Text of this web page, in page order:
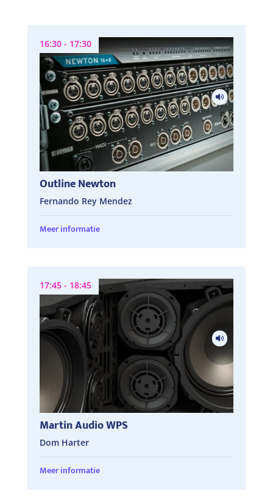
Outline Newton
16:30 - 17:30
Fernando Rey Mendez
Meer informatie
Martin Audio WPS
17:45 - 18:45
Dom Harter
Meer informatie